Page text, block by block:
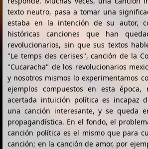
texto neutro, pasa a tomar una
estaba en la intención de su autor,
históricas canciones que han
revolucionarios, sin que sus textos
"Le temps des cerises", canción de la
"Cucaracha" de los revolucionarios
y nosotros mismos lo experimentamos
ejemplos compuestos en esta época,
acertada intuición política es incapaz
una canción interesante, y se queda
propagandística. En el fondo, el
canción política es el mismo que para
canción; en la canción de amor, por